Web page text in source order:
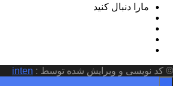
مارا دنبال کنید
© کد نویسی و ویرایش شده توسط : inten